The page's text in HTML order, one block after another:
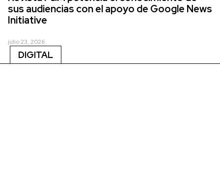
sus audiencias con el apoyo de Google News
Initiative
julio 23, 2026
DIGITAL